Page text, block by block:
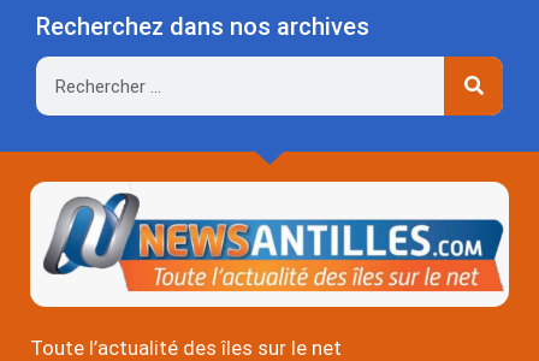
Recherchez dans nos archives
Rechercher
Toute l’actualité des îles sur le net